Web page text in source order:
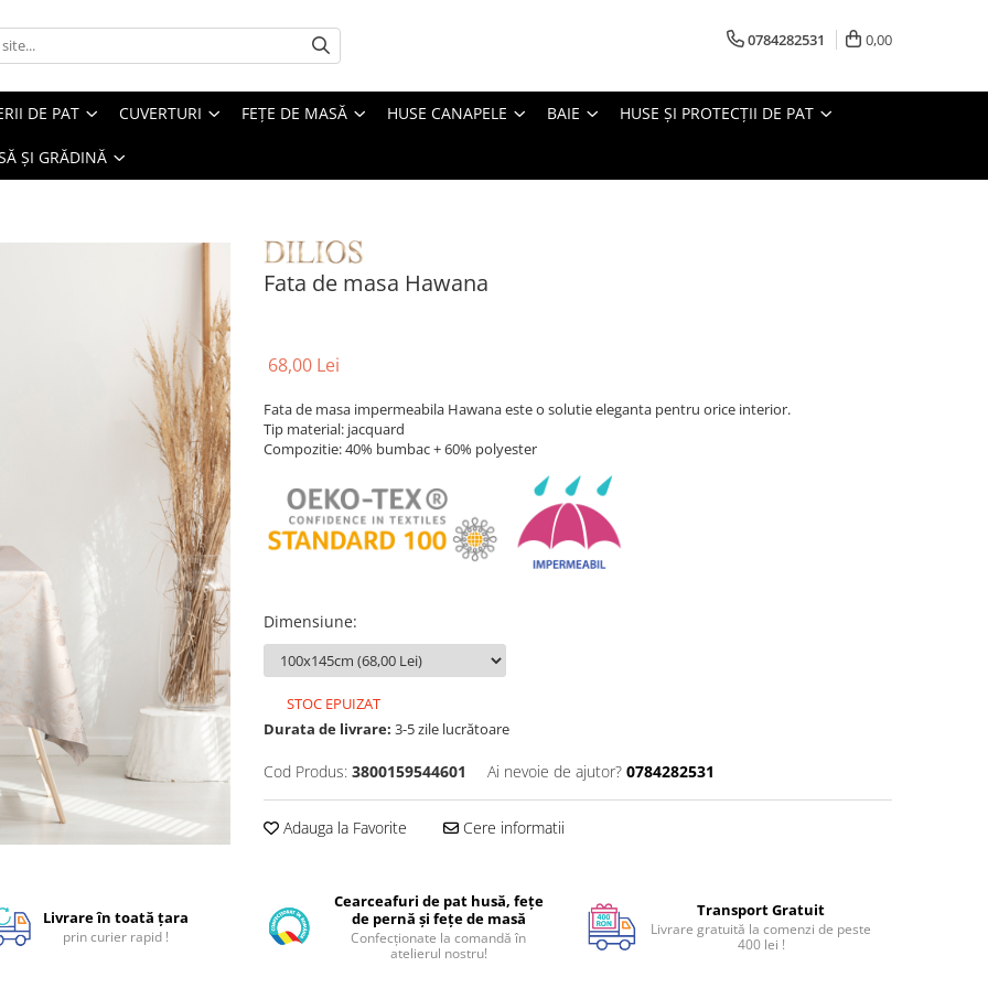
0784282531 0,00
DE PAT CUVERTURI FEȚE DE MASĂ HUSE CANAPELE BAIE HUSE ȘI PROTECȚII DE PAT
ȘI GRĂDINĂ
Fata de masa Hawana
68,00 Lei
Fata de masa impermeabila Hawana este o solutie eleganta pentru orice interior.
Tip material: jacquard
Compozitie: 40% bumbac + 60% polyester
Dimensiune:
STOC EPUIZAT
Durata de livrare: 3-5 zile lucrătoare
Cod Produs: 3800159544601 Ai nevoie de ajutor? 0784282531
Adauga la Favorite Cere informatii
Livrare în toată țara
prin curier rapid !
Cearceafuri de pat husă, fețe
de pernă și fețe de masă
Confecționate la comandă în
atelierul nostru!
Transport Gratuit
Livrare gratuită la comenzi de peste
400 lei !